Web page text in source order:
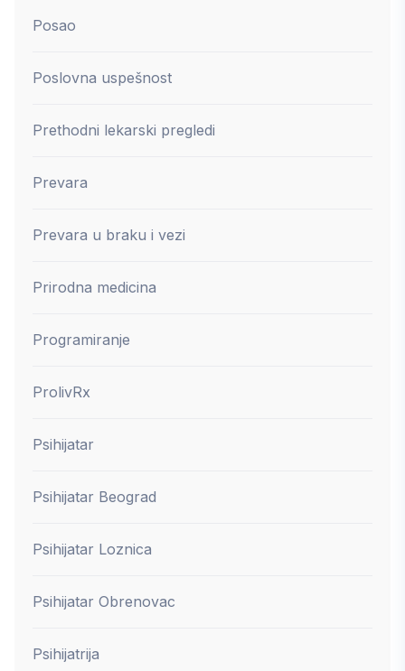
Posao
Poslovna uspešnost
Prethodni lekarski pregledi
Prevara
Prevara u braku i vezi
Prirodna medicina
Programiranje
ProlivRx
Psihijatar
Psihijatar Beograd
Psihijatar Loznica
Psihijatar Obrenovac
Psihijatrija